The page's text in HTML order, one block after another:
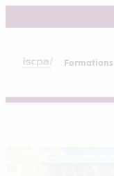
au
Formations